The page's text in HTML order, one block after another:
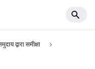
द्वारा समीक्षा